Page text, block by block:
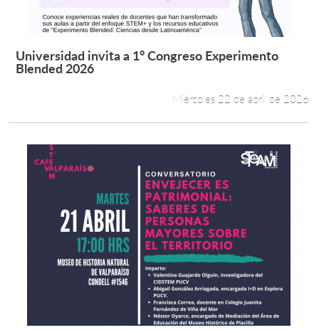
Leer más +
Universidad invita a 1° Congreso Experimento
Blended 2026
Miércoles 22 de abril de 2026